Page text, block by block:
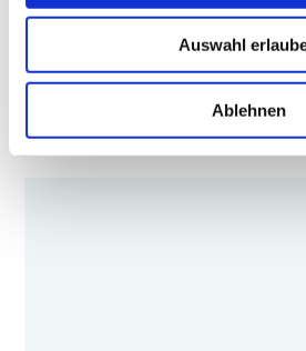
Auswahl
Ablehnen